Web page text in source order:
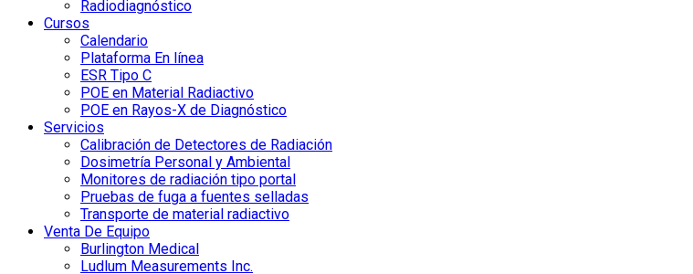
Radiodiagnóstico
Cursos
Calendario
Plataforma En línea
ESR Tipo C
POE en Material Radiactivo
POE en Rayos-X de Diagnóstico
Servicios
Calibración de Detectores de Radiación
Dosimetría Personal y Ambiental
Monitores de radiación tipo portal
Pruebas de fuga a fuentes selladas
Transporte de material radiactivo
Venta De Equipo
Burlington Medical
Ludlum Measurements Inc.